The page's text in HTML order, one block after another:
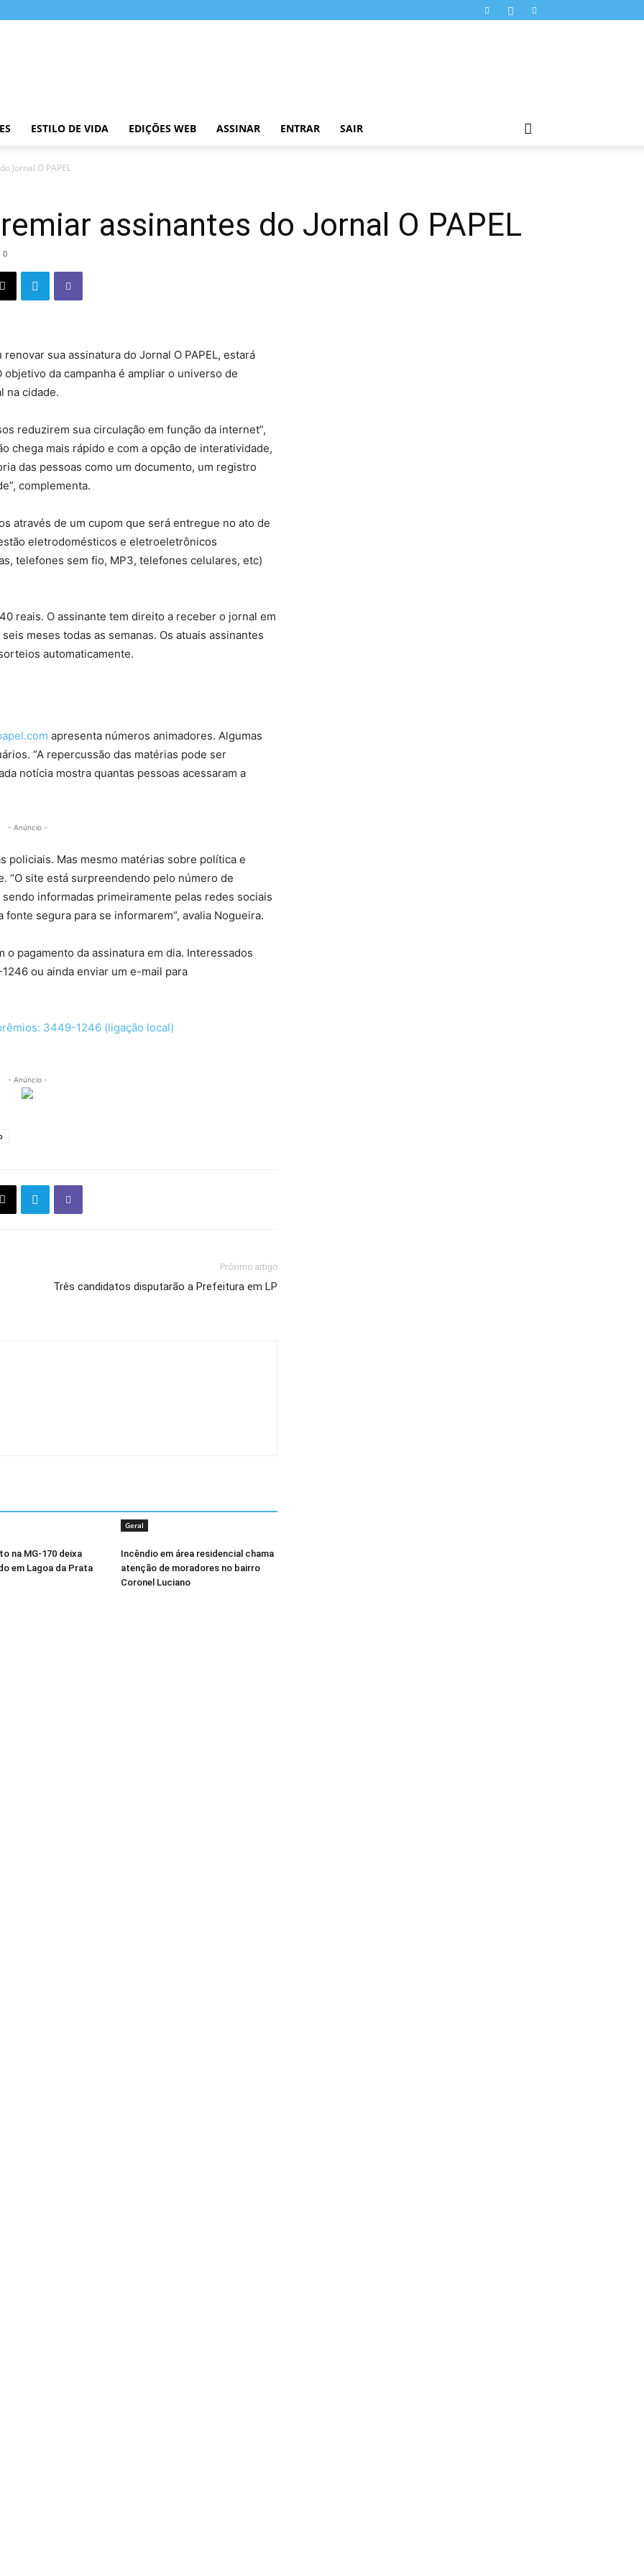
ESTILO DE VIDA EDIÇÕES WEB ASSINAR ENTRAR SAIR
Jornal O PAPEL
assinantes do Jornal O PAPEL
0
sua assinatura do Jornal O PAPEL, estará
da campanha é ampliar o universo de
na cidade.
reduzirem sua circulação em função da internet”,
chega mais rápido e com a opção de interatividade,
das pessoas como um documento, um registro
complementa.
através de um cupom que será entregue no ato de
eletrodomésticos e eletroeletrônicos
telefones sem fio, MP3, telefones celulares, etc)
reais. O assinante tem direito a receber o jornal em
meses todas as semanas. Os atuais assinantes
automaticamente.
apresenta números animadores. Algumas
“A repercussão das matérias pode ser
notícia mostra quantas pessoas acessaram a
- Anúncio -
policiais. Mas mesmo matérias sobre política e
“O site está surpreendendo pelo número de
informadas primeiramente pelas redes sociais
segura para se informarem”, avalia Nogueira.
pagamento da assinatura em dia. Interessados
ou ainda enviar um e-mail para
- Anúncio -
Próximo artigo
Três candidatos disputarão a Prefeitura em LP
na MG-170 deixa
em Lagoa da Prata
Geral
Incêndio em área residencial chama
atenção de moradores no bairro
Coronel Luciano